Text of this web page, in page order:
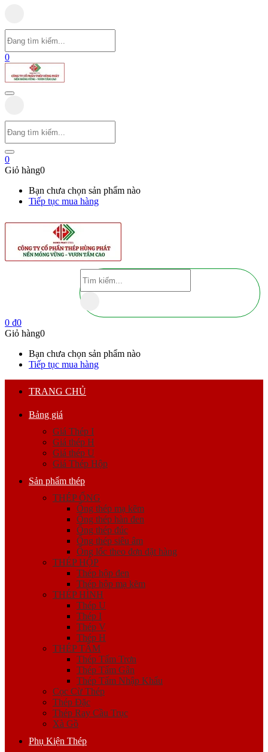
0
0
Giỏ hàng0
Bạn chưa chọn sản phẩm nào
Tiếp tục mua hàng
0 ₫0
Giỏ hàng0
Bạn chưa chọn sản phẩm nào
Tiếp tục mua hàng
TRANG CHỦ
Bảng giá
Giá Thép I
Giá thép H
Giá thép U
Giá Thép Hộp
Sản phẩm thép
THÉP ỐNG
Ống thép mạ kẽm
Ống thép hàn đen
Ống thép đúc
Ống thép siêu âm
Ống lốc theo đơn đặt hàng
THÉP HỘP
Thép hộp đen
Thép hộp mạ kẽm
THÉP HÌNH
Thép U
Thép I
Thép V
Thép H
THÉP TẤM
Thép Tấm Trơn
Thép Tấm Gân
Thép Tấm Nhập Khẩu
Cọc Cừ Thép
Thép Đặc
Thép Ray Cầu Trục
Xà Gồ
Phụ Kiện Thép